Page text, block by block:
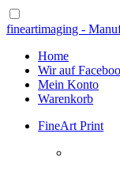
fineartimaging -
Home
Wir auf
Mein Konto
Warenkorb
FineArt Print